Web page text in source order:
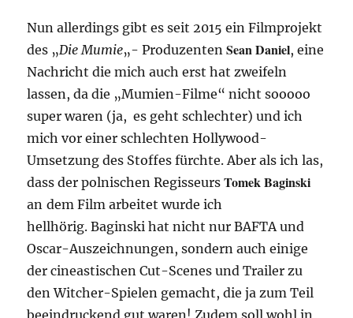
Nun allerdings gibt es seit 2015 ein Filmprojekt
des „Die Mumie„- ProduzentenSean Daniel, eine
Nachricht die mich auch erst hat zweifeln
lassen, da die „Mumien-Filme“ nicht sooooo
super waren (ja, es geht schlechter) und ich
mich vor einer schlechten Hollywood-
Umsetzung des Stoffes fürchte. Aber als ich las,
dass der polnischen RegisseursTomek Baginski
an dem Film arbeitet wurde ich
hellhörig. Baginski hat nicht nur BAFTA und
Oscar-Auszeichnungen, sondern auch einige
der cineastischen Cut-Scenes und Trailer zu
den Witcher-Spielen gemacht, die ja zum Teil
beeindruckend gut waren! Zudem soll wohl in